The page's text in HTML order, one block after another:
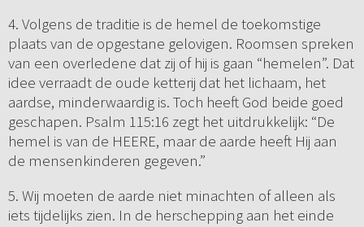
4. Volgens de traditie is de hemel de toekomstige
plaats van de opgestane gelovigen. Roomsen spreken
van een overledene dat zij of hij is gaan “hemelen”. Dat
idee verraadt de oude ketterij dat het lichaam, het
aardse, minderwaardig is. Toch heeft God beide goed
geschapen. Psalm 115:16 zegt het uitdrukkelijk: “De
hemel is van de HEERE, maar de aarde heeft Hij aan
de mensenkinderen gegeven.”
5. Wij moeten de aarde niet minachten of alleen als
iets tijdelijks zien. In de herschepping aan het einde